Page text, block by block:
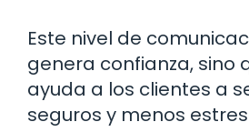
Este nivel de
genera confianza, sino
ayuda a los clientes a
seguros y menos